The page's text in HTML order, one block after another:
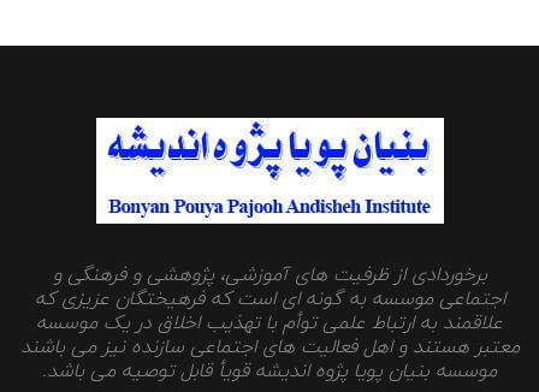
برخوردادی از ظرفیت های آموزشی، پژوهشی و فرهنگی و
اجتماعی موسسه به گونه ای است که فرهیختگان عزیزی که
علاقمند به ارتباط علمی توأم با تهذیب اخلاق در یک موسسه
معتبر هستند و اهل فعالیت های اجتماعی سازنده نیز می باشند
موسسه بنیان پویا پژوه اندیشه قویأ قابل توصیه می باشد.